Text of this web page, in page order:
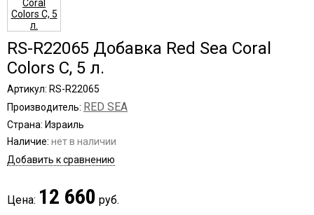
RS-R22065 Добавка Red Sea Coral
Colors C, 5 л.
Артикул: RS-R22065
Производитель: RED SEA
Страна: Израиль
Наличие: нет в наличии
Добавить к сравнению
Цена: 12 660 руб.